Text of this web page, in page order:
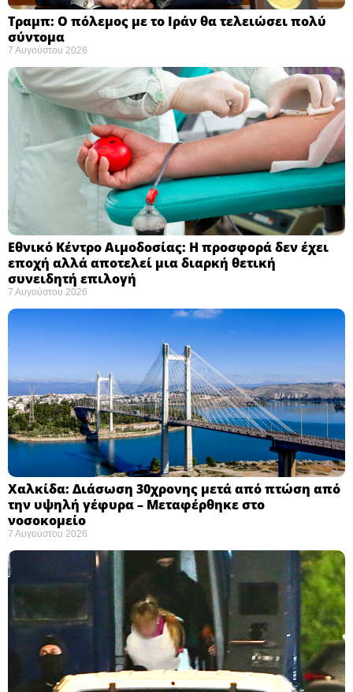
Τραμπ: Ο πόλεμος με το Ιράν θα τελειώσει πολύ
σύντομα ​
7 Αυγούστου 2026
Εθνικό Κέντρο Αιμοδοσίας: H προσφορά δεν έχει
εποχή αλλά αποτελεί μια διαρκή θετική
συνειδητή επιλογή ​
7 Αυγούστου 2026
Χαλκίδα: Διάσωση 30χρονης μετά από πτώση από
την υψηλή γέφυρα – Μεταφέρθηκε στο
νοσοκομείο ​
7 Αυγούστου 2026